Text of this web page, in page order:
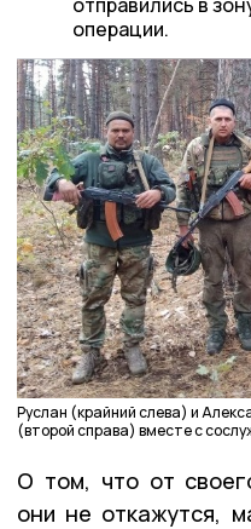
операции.
Руслан (крайний слева) и
(второй справа) вместе с
О том, что от
они не откажутся,